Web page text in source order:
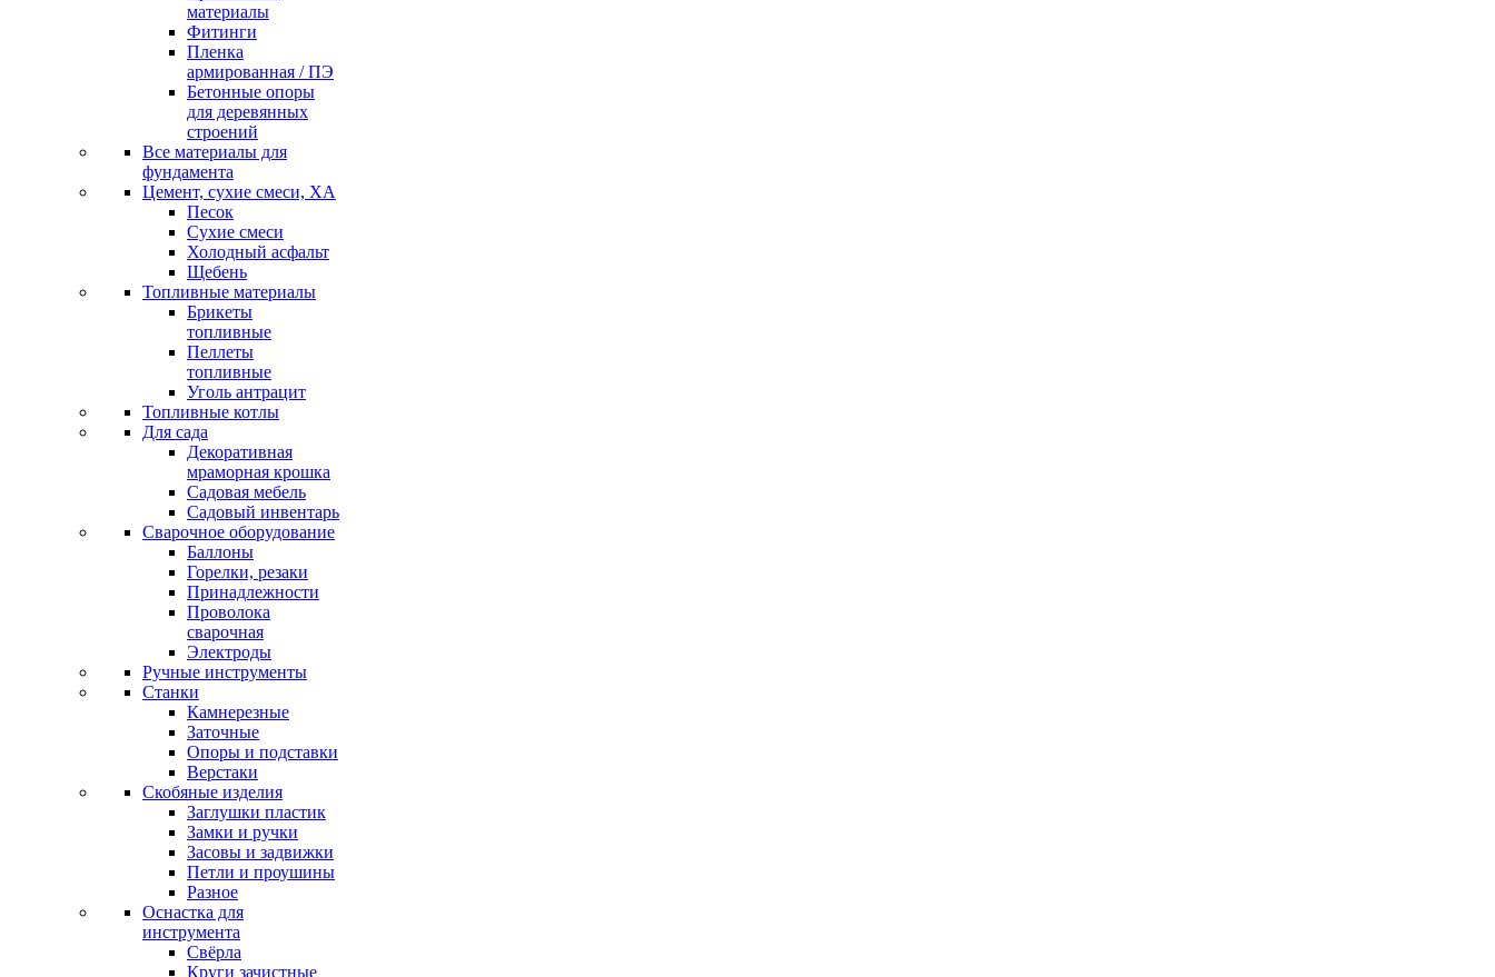
материалы
Фитинги
Пленка
армированная / ПЭ
Бетонные опоры
для деревянных
строений
Все материалы для
фундамента
Цемент, сухие смеси, ХА
Песок
Сухие смеси
Холодный асфальт
Щебень
Топливные материалы
Брикеты
топливные
Пеллеты
топливные
Уголь антрацит
Топливные котлы
Для сада
Декоративная
мраморная крошка
Садовая мебель
Садовый инвентарь
Сварочное оборудование
Баллоны
Горелки, резаки
Принадлежности
Проволока
сварочная
Электроды
Ручные инструменты
Станки
Камнерезные
Заточные
Опоры и подставки
Верстаки
Скобяные изделия
Заглушки пластик
Замки и ручки
Засовы и задвижки
Петли и проушины
Разное
Оснастка для
инструмента
Свёрла
Круги зачистные